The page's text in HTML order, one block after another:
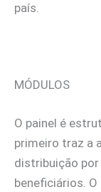
país.
MÓDULOS
O painel é
primeiro traz a
distribuição
beneficiários.